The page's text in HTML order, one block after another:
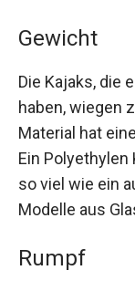
Gewicht
Die Kajaks, die
haben, wiegen
Material hat
Ein
so viel wie ein
Modelle aus
Rumpf